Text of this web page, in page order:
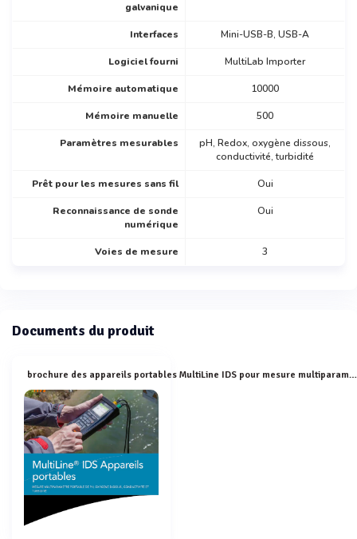
galvanique
Interfaces Mini-USB-B, USB-A
Logiciel fourni MultiLab Importer
Mémoire automatique 10000
Mémoire manuelle 500
Paramètres mesurables
pH, Redox, oxygène dissous,
conductivité, turbidité
Prêt pour les mesures sans fil Oui
Reconnaissance de sonde
numérique
Oui
Voies de mesure 3
Documents du produit
brochure des appareils portables MultiLine IDS pour mesure multiparamètre